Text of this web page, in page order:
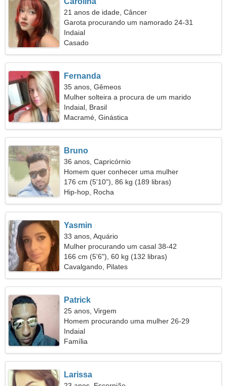
21 anos de idade, Câncer
Garota procurando um namorado 24-31
Indaial
Casado
Fernanda
35 anos, Gêmeos
Mulher solteira a procura de um marido
Indaial, Brasil
Macramé, Ginástica
Bruno
36 anos, Capricórnio
Homem quer conhecer uma mulher
176 cm (5'10"), 86 kg (189 libras)
Hip-hop, Rocha
Yasmin
33 anos, Aquário
Mulher procurando um casal 38-42
166 cm (5'6"), 60 kg (132 libras)
Cavalgando, Pilates
Patrick
25 anos, Virgem
Homem procurando uma mulher 26-29
Indaial
Família
Larissa